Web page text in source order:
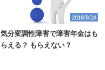
2018/8/24
気分変調性障害で障害年金はも
らえる？ もらえない？